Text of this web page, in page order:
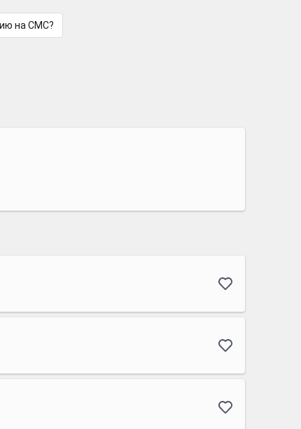
на СМС?